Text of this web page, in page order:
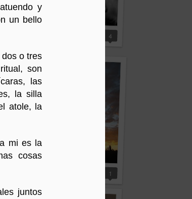
y
un bello
o tres
son
las
la silla
atole, la
mi es la
cosas
juntos
Esperando la entrada del venado.
4
del Mundo 1